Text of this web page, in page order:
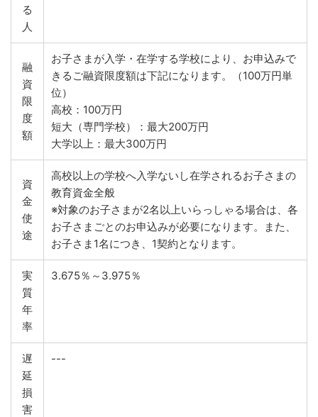
る
人
融
資
限
度
額
お子さまが入学・在学する学校により、お申込みで
きるご融資限度額は下記になります。（100万円単
位）
高校：100万円
短大（専門学校）：最大200万円
大学以上：最大300万円
資
金
使
途
高校以上の学校へ入学ないし在学されるお子さまの
教育資金全般
※対象のお子さまが2名以上いらっしゃる場合は、各
お子さまごとのお申込みが必要になります。また、
お子さま1名につき、1契約となります。
実
質
年
率
3.675％～3.975％
遅
延
損
害
---